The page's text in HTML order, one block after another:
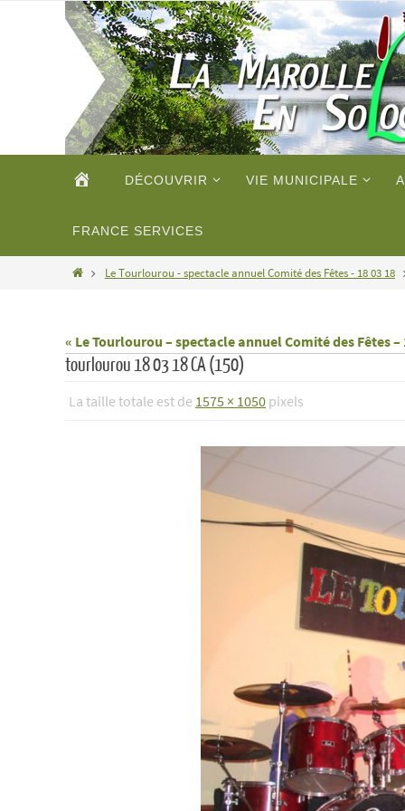
ACCUEILDÉCOUVRIR VIE MUNICIPALE
FRANCE SERVICES
HomeLe Tourlourou - spectacle annuel Comité des Fêtes - 18 03 18
« Le Tourlourou – spectacle annuel Comité des Fêtes –
tourlourou 18 03 18 CA (150)
La taille totale est de 1575 × 1050 pixels